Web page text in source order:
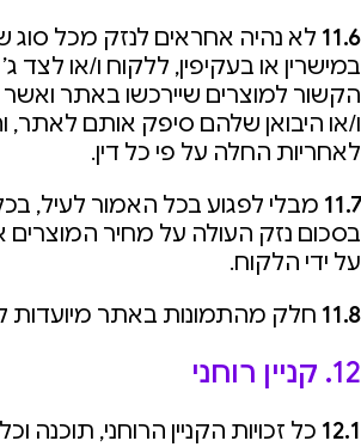
11.6 לא נהיה אחראים לנזק מכל סוג
במישרין או בעקיפין, ללקוח ו/או לצד
הקשור למוצרים שיירכשו באתר ואשר
ו/או היבואן שלהם סיפק אותם לאתר,
לאחריות החלה על פי כל דין.
11.7 מבלי לפגוע בכל האמור לעיל,
בסכום נזק העולה על מחיר המוצרים
על ידי הלקוח.
11.8 חלק מהתמונות באתר
12. קניין רוחני
12.1 כל זכויות הקניין הרוחני, תוכנה